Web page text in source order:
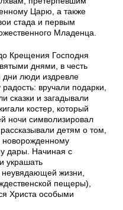
Царю, а также
стада и первым
Младенца.
Крещения Господня
днями, в честь
дни люди издревле
вручали подарки,
сказки и загадывали
костер, который
ночи символизировал
детям о том,
новорожденному
дары. Начиная с
украшать
жизни,
пещеры),
Христа особыми